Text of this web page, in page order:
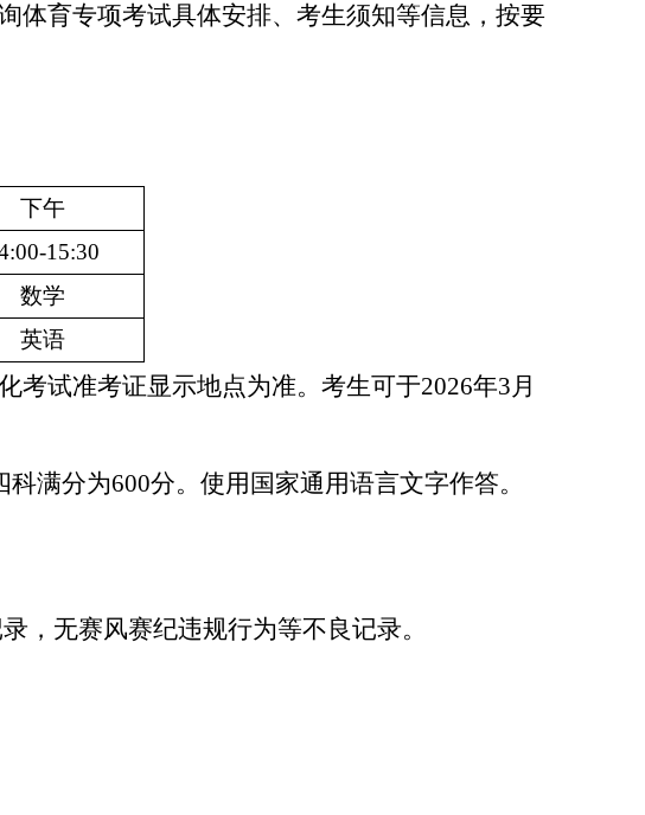
体育专项考试具体安排、考生须知等信息，按要
下午
15:30
数学
英语
考试准考证显示地点为准。考生可于2026年3月
科满分为600分。使用国家通用语言文字作答。
，无赛风赛纪违规行为等不良记录。